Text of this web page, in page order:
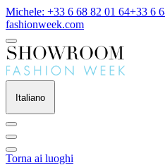
Michele: +33 6 68 82 01 64+33 6
fashionweek.com
Italiano
Torna ai luoghi